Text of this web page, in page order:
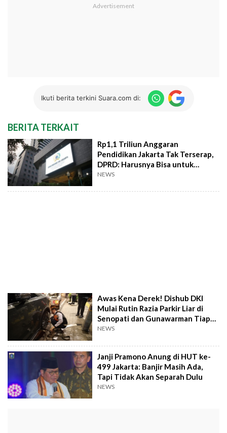
Ikuti berita terkini Suara.com di:
BERITA TERKAIT
Rp1,1 Triliun Anggaran
Pendidikan Jakarta Tak Terserap,
DPRD: Harusnya Bisa untuk
Sekolah Gratis
NEWS
Awas Kena Derek! Dishub DKI
Mulai Rutin Razia Parkir Liar di
Senopati dan Gunawarman Tiap
Weekend
NEWS
Janji Pramono Anung di HUT ke-
499 Jakarta: Banjir Masih Ada,
Tapi Tidak Akan Separah Dulu
NEWS